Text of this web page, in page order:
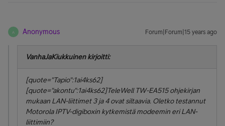
A Anonymous Forum|Forum|15 years ago
VanhaJaKiukkuinen kirjoitti:
[quote="Tapio":1ai4ks62]
[quote="akontu":1ai4ks62]TeleWell TW-EA515 ohjekirjan
mukaan LAN-liittimet 3 ja 4 ovat siltaavia. Oletko testannut
Motorola IPTV-digiboxin kytkemistä modeemin eri LAN-
liittimiin?